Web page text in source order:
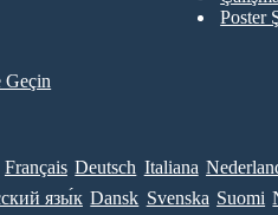
Poster
Geçin
Français Deutsch Italiana
язы́к Dansk Svenska Suomi